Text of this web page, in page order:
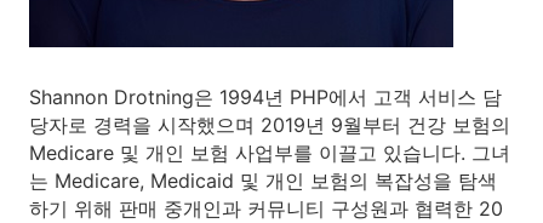
Shannon Drotning은 1994년 PHP에서 고객 서비스 담
당자로 경력을 시작했으며 2019년 9월부터 건강 보험의
Medicare 및 개인 보험 사업부를 이끌고 있습니다. 그녀
는 Medicare, Medicaid 및 개인 보험의 복잡성을 탐색
하기 위해 판매 중개인과 커뮤니티 구성원과 협력한 20